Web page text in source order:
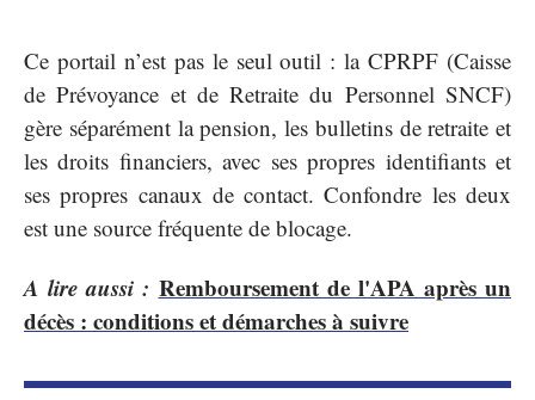
Ce portail n’est pas le seul outil : la CPRPF (Caisse
de Prévoyance et de Retraite du Personnel SNCF)
gère séparément la pension, les bulletins de retraite et
les droits financiers, avec ses propres identifiants et
ses propres canaux de contact. Confondre les deux
est une source fréquente de blocage.
A lire aussi : Remboursement de l'APA après un
décès : conditions et démarches à suivre